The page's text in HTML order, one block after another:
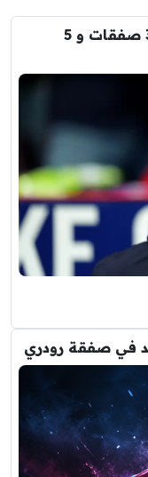
سوق انتقالات برشلونة حتى الآن .. 3 صفقات و 5
في صفقة رودري